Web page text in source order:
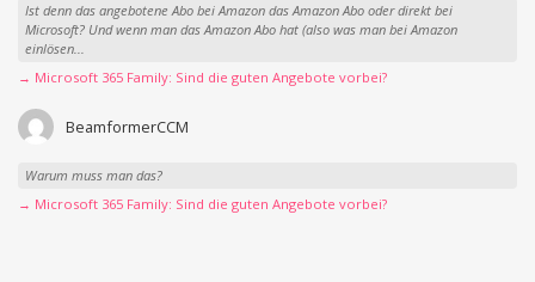
Ist denn das angebotene Abo bei Amazon das Amazon Abo oder direkt bei
Microsoft? Und wenn man das Amazon Abo hat (also was man bei Amazon
einlösen...
→ Microsoft 365 Family: Sind die guten Angebote vorbei?
BeamformerCCM
Warum muss man das?
→ Microsoft 365 Family: Sind die guten Angebote vorbei?